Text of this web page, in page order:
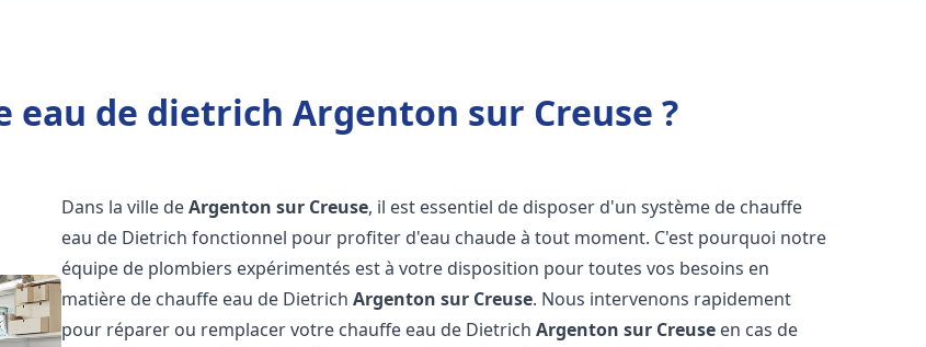
eau de dietrich Argenton sur Creuse ?
Dans la ville deArgenton sur Creuse, il est essentiel de disposer d'un système de chauffe
eau de Dietrich fonctionnel pour profiter d'eau chaude à tout moment. C'est pourquoi notre
équipe de plombiers expérimentés est à votre disposition pour toutes vos besoins en
matière de chauffe eau de DietrichArgenton sur Creuse. Nous intervenons rapidement
pour réparer ou remplacer votre chauffe eau de DietrichArgenton sur Creuse en cas de